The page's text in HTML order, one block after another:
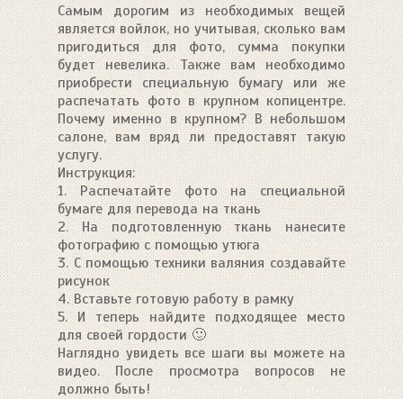
Самым дорогим из необходимых вещей
является войлок, но учитывая, сколько вам
пригодиться для фото, сумма покупки
будет невелика. Также вам необходимо
приобрести специальную бумагу или же
распечатать фото в крупном копицентре.
Почему именно в крупном? В небольшом
салоне, вам вряд ли предоставят такую
услугу.
Инструкция:
1. Распечатайте фото на специальной
бумаге для перевода на ткань
2. На подготовленную ткань нанесите
фотографию с помощью утюга
3. С помощью техники валяния создавайте
рисунок
4. Вставьте готовую работу в рамку
5. И теперь найдите подходящее место
для своей гордости 🙂
Наглядно увидеть все шаги вы можете на
видео. После просмотра вопросов не
должно быть!